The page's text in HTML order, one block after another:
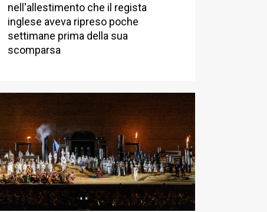
nell'allestimento che il regista
inglese aveva ripreso poche
settimane prima della sua
scomparsa